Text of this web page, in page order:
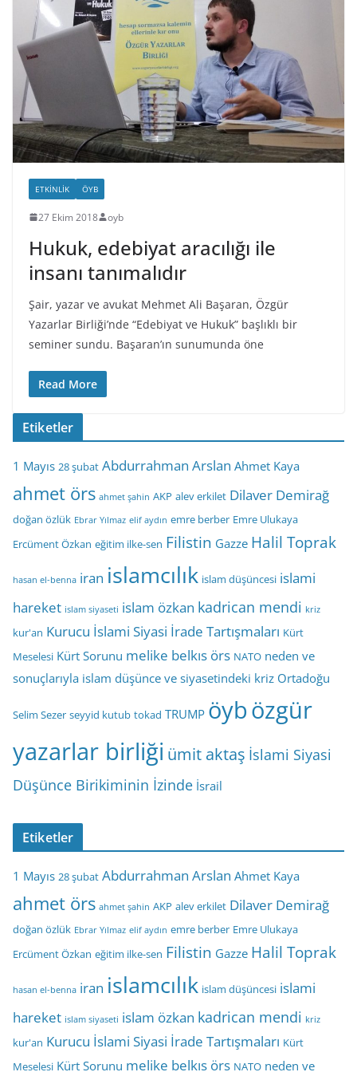
ETKINLIK ÖYB
27 Ekim 2018 oyb
Hukuk, edebiyat aracılığı ile
insanı tanımalıdır
Şair, yazar ve avukat Mehmet Ali Başaran, Özgür
Yazarlar Birliği’nde “Edebiyat ve Hukuk” başlıklı bir
seminer sundu. Başaran’ın sunumunda öne
Read More
Etiketler
1 Mayıs 28 şubat Abdurrahman Arslan Ahmet Kaya
ahmet örs ahmet şahin AKP alev erkilet Dilaver Demirağ
doğan özlük Ebrar Yılmaz elif aydın emre berber Emre Ulukaya
Ercüment Özkan eğitim ilke-sen Filistin Gazze Halil Toprak
hasan el-benna iran islamcılık islam düşüncesi islami
hareket islam siyaseti islam özkan kadrican mendi kriz
kur'an Kurucu İslami Siyasi İrade Tartışmaları Kürt
Meselesi Kürt Sorunu melike belkıs örs NATO neden ve
sonuçlarıyla islam düşünce ve siyasetindeki kriz Ortadoğu
Selim Sezer seyyid kutub tokad TRUMP öybözgür
yazarlar birliği ümit aktaş İslami Siyasi
Düşünce Birikiminin İzinde İsrail
Etiketler
1 Mayıs 28 şubat Abdurrahman Arslan Ahmet Kaya
ahmet örs ahmet şahin AKP alev erkilet Dilaver Demirağ
doğan özlük Ebrar Yılmaz elif aydın emre berber Emre Ulukaya
Ercüment Özkan eğitim ilke-sen Filistin Gazze Halil Toprak
hasan el-benna iran islamcılık islam düşüncesi islami
hareket islam siyaseti islam özkan kadrican mendi kriz
kur'an Kurucu İslami Siyasi İrade Tartışmaları Kürt
Meselesi Kürt Sorunu melike belkıs örs NATO neden ve